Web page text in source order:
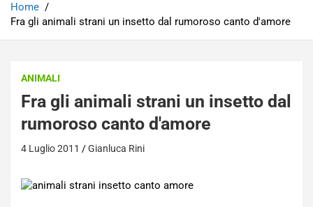
Home
Fra gli animali strani un insetto dal rumoroso canto d'amore
ANIMALI
Fra gli animali strani un insetto dal
rumoroso canto d'amore
4 Luglio 2011 Gianluca Rini